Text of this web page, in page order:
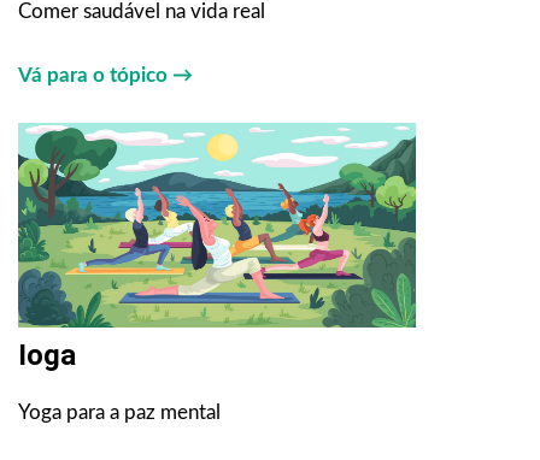
Comer saudável na vida real
Vá para o tópico →
Ioga
Yoga para a paz mental